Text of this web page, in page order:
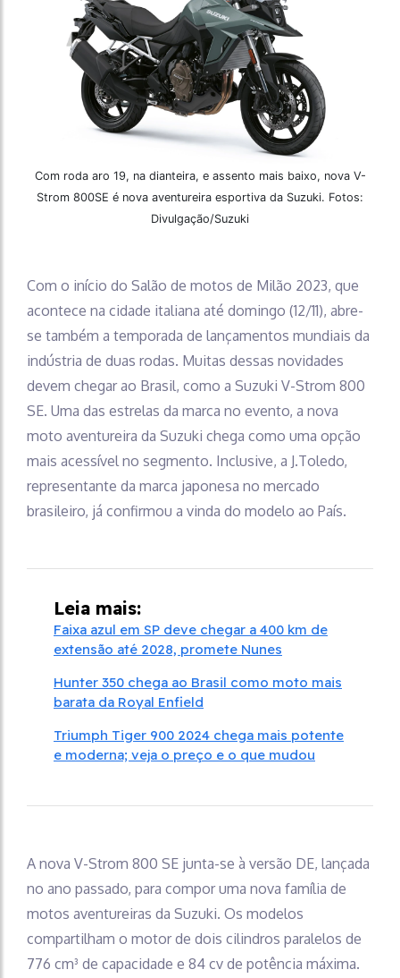
Com roda aro 19, na dianteira, e assento mais baixo, nova V-
Strom 800SE é nova aventureira esportiva da Suzuki. Fotos:
Divulgação/Suzuki
Com o início do Salão de motos de Milão 2023, que
acontece na cidade italiana até domingo (12/11), abre-
se também a temporada de lançamentos mundiais da
indústria de duas rodas. Muitas dessas novidades
devem chegar ao Brasil, como a Suzuki V-Strom 800
SE. Uma das estrelas da marca no evento, a nova
moto aventureira da Suzuki chega como uma opção
mais acessível no segmento. Inclusive, a J.Toledo,
representante da marca japonesa no mercado
brasileiro, já confirmou a vinda do modelo ao País.
Leia mais:
Faixa azul em SP deve chegar a 400 km de
extensão até 2028, promete Nunes
Hunter 350 chega ao Brasil como moto mais
barata da Royal Enfield
Triumph Tiger 900 2024 chega mais potente
e moderna; veja o preço e o que mudou
A nova V-Strom 800 SE junta-se à versão DE, lançada
no ano passado, para compor uma nova família de
motos aventureiras da Suzuki. Os modelos
compartilham o motor de dois cilindros paralelos de
776 cm³ de capacidade e 84 cv de potência máxima.